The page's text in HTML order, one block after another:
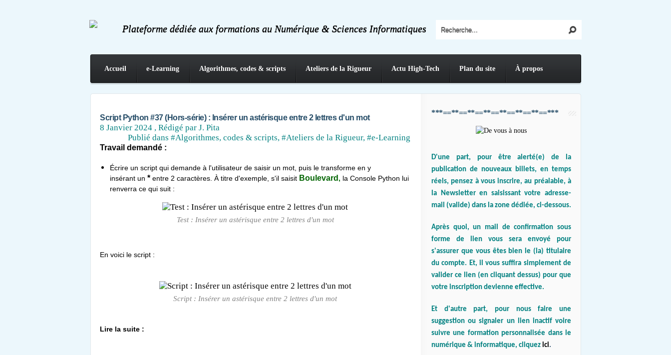
Plateforme dédiée aux formations au Numérique & Sciences Informatiques
Accueil e-Learning Algorithmes, codes & scripts Ateliers de la Rigueur Actu High-Tech Plan du site À propos
Script Python #37 (Hors-série) : Insérer un astérisque entre 2 lettres d'un mot
8 Janvier 2024 , Rédigé par J. Pita
Publié dans #Algorithmes, codes & scripts, #Ateliers de la Rigueur, #e-Learning
Travail demandé :
Écrire un script qui demande à l'utilisateur de saisir un mot, puis le transforme en y
insérant un * entre 2 caractères. À titre d'exemple, s'il saisit Boulevard , la Console Python lui
renverra ce qui suit :
Test : Insérer un astérisque entre 2 lettres d'un mot
En voici le script :
Script : Insérer un astérisque entre 2 lettres d'un mot
Lire la suite :
***==**==**==**==**==**==**==***
D'une part, pour être alerté(e) de la
publication de nouveaux billets, en temps
réels, pensez à vous inscrire, au préalable, à
la Newsletter en saisissant votre adresse-
mail (valide) dans la zone dédiée, ci-dessous.
Après quoi, un mail de confirmation sous
forme de lien vous sera envoyé pour
s'assurer que vous êtes bien le (la) titulaire
du compte. Et, il vous suffira simplement de
valider ce lien (en cliquant dessus) pour que
votre inscription devienne effective.
Et d'autre part, pour nous faire une
suggestion ou signaler un lien inactif voire
suivre une formation personnalisée dans le
numérique & informatique, cliquez ici.